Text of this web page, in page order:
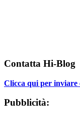
Contatta Hi-Blog
Clicca qui per inviare
Pubblicità: